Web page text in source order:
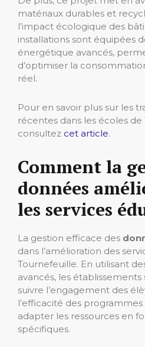
matériaux durables et
l’impact écologique des
installations sont équipées
énergétique avancés,
d’optimiser la
réel.
Pour en savoir plus sur les
récentes dans les écoles
consultez cet article.
Comment la
données
les services
La gestion efficace des
dans l’amélioration des
Tournefeuille. En utilisant
avancés, les
suivre l’engagement des
l’efficacité des
adapter les ressources en
spécifiques.